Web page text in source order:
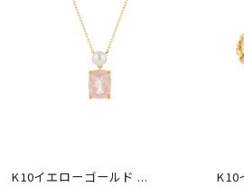
K10イエローゴールド ... K10